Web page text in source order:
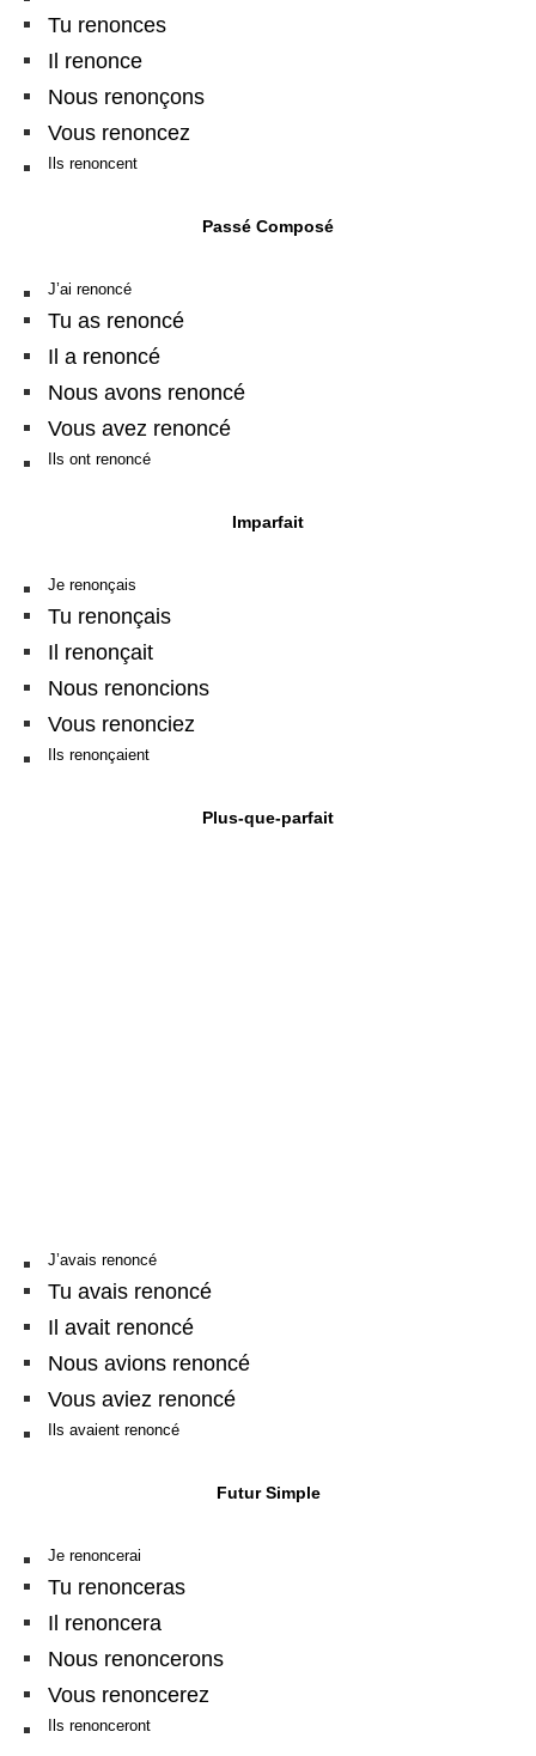
Tu renonces
Il renonce
Nous renonçons
Vous renoncez
Ils renoncent
Passé Composé
J’ai renoncé
Tu as renoncé
Il a renoncé
Nous avons renoncé
Vous avez renoncé
Ils ont renoncé
Imparfait
Je renonçais
Tu renonçais
Il renonçait
Nous renoncions
Vous renonciez
Ils renonçaient
Plus-que-parfait
J’avais renoncé
Tu avais renoncé
Il avait renoncé
Nous avions renoncé
Vous aviez renoncé
Ils avaient renoncé
Futur Simple
Je renoncerai
Tu renonceras
Il renoncera
Nous renoncerons
Vous renoncerez
Ils renonceront